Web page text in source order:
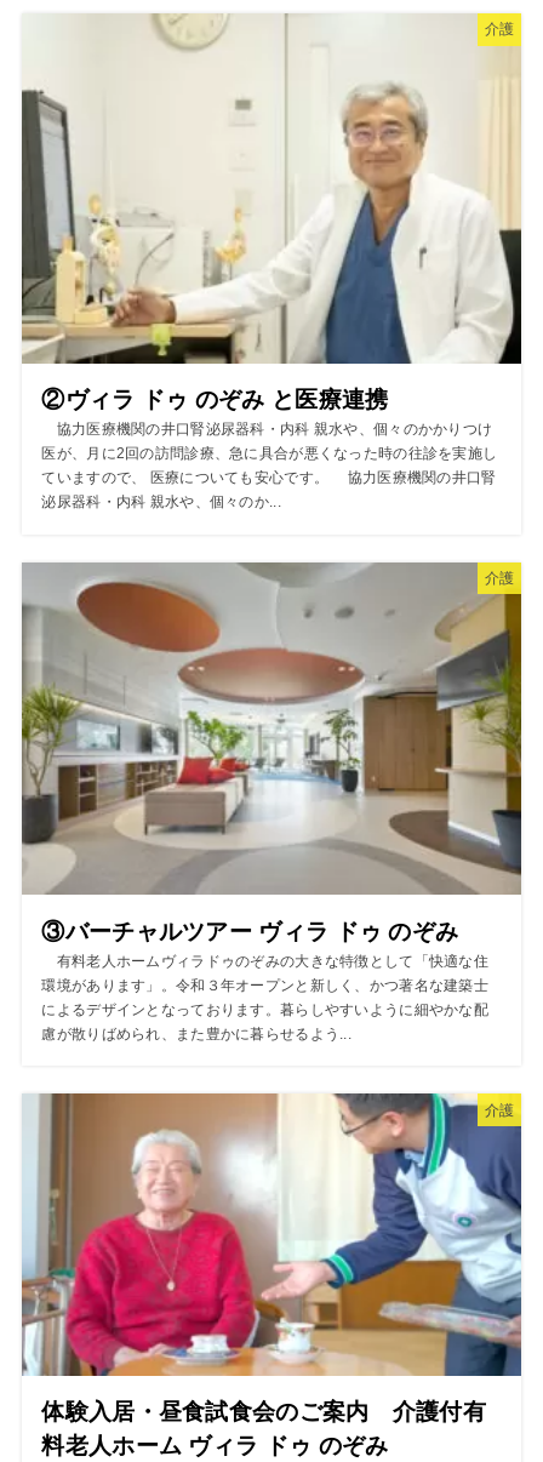
介護
②ヴィラ ドゥ のぞみ と医療連携
協力医療機関の井口腎泌尿器科・内科 親水や、個々のかかりつけ
医が、月に2回の訪問診療、急に具合が悪くなった時の往診を実施し
ていますので、 医療についても安心です。 協力医療機関の井口腎
泌尿器科・内科 親水や、個々のか...
介護
③バーチャルツアー ヴィラ ドゥ のぞみ
有料老人ホームヴィラドゥのぞみの大きな特徴として「快適な住
環境があります」。令和３年オープンと新しく、かつ著名な建築士
によるデザインとなっております。暮らしやすいように細やかな配
慮が散りばめられ、また豊かに暮らせるよう...
介護
体験入居・昼食試食会のご案内 介護付有
料老人ホーム ヴィラ ドゥ のぞみ